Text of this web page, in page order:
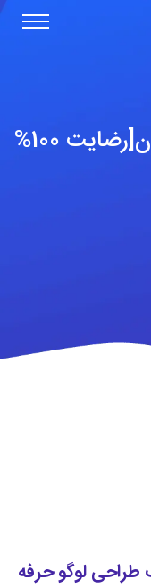
⭐️طراحی لوگو حرفه ای تهران[رضایت 100%
لوگو حرفه